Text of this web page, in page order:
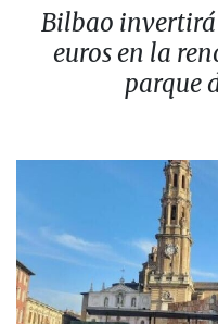
Bilbao
euros en la
parque